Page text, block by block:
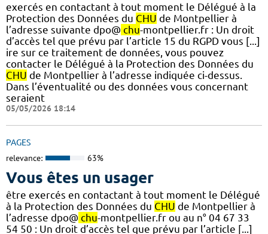
exercés en contactant à tout moment le Délégué à la
Protection des Données du CHU de Montpellier à
l’adresse suivante dpo@ chu-montpellier.fr : Un droit
d’accès tel que prévu par l’article 15 du RGPD vous [...]
ire sur ce traitement de données, vous pouvez
contacter le Délégué à la Protection des Données du
CHU de Montpellier à l’adresse indiquée ci-dessus.
Dans l’éventualité ou des données vous concernant
seraient
05/05/2026 18:14
PAGES
relevance: 63%
Vous êtes un usager
être exercés en contactant à tout moment le Délégué
à la Protection des Données du CHU de Montpellier à
l’adresse dpo@ chu-montpellier.fr ou au n° 04 67 33
54 50 : Un droit d’accès tel que prévu par l’article [...]